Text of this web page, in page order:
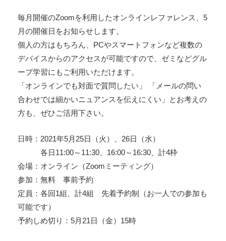
毎月開催のZoomを利用したオンラインレファレンス、5
月の開催日をお知らせします。
個人の方はもちろん、PCやスマートフォンなど複数の
デバイスからのアクセスが可能ですので、ゼミなどグル
ープ学習にもご利用いただけます。
「オンラインでも対面で質問したい」 「メールの問い
合わせでは細かいニュアンスを伝えにくい」とお考えの
方も、ぜひご活用下さい。
日時：2021年5月25日（火）、26日（水）
各日11:00～11:30、16:00～16:30、計4枠
会場：オンライン（Zoomミーティング）
参加：無料 事前予約
定員：各回1組、計4組 先着予約制（お一人での参加も
可能です）
予約しめ切り：5月21日（金）15時